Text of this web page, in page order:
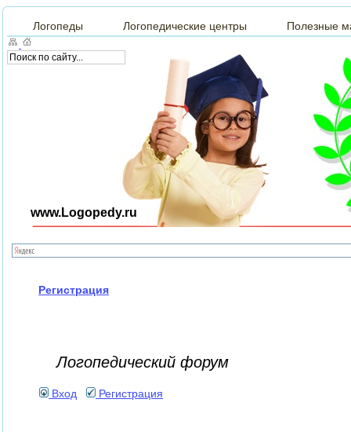
Логопеды Логопедические центры Полезные
www.Logopedy.ru
Регистрация
Логопедический форум
Вход Регистрация